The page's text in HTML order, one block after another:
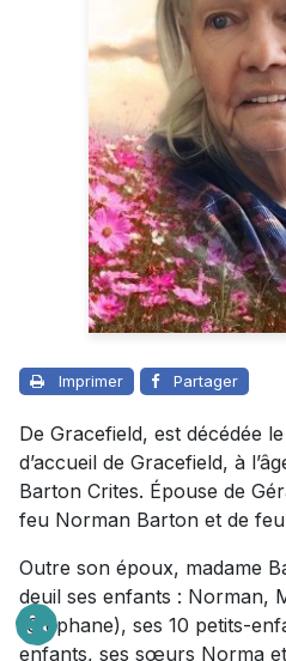
Imprimer Partager
De Gracefield, est décédée
d’accueil de Gracefield, à
Barton Crites. Épouse de
feu Norman Barton et de
Outre son époux, madame
deuil ses enfants : Norman,
(Stéphane), ses 10 petits-
enfants, ses sœurs Norma